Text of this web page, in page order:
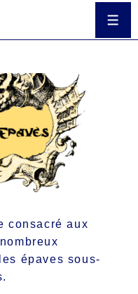
consacré aux
épaves sous-